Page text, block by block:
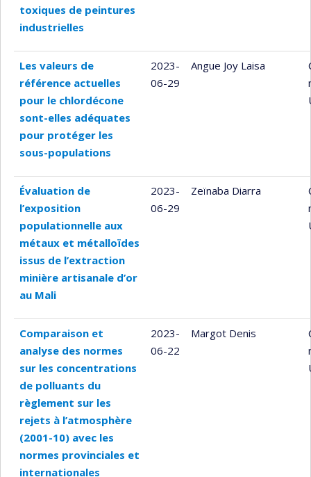
toxiques de peintures
industrielles
Les valeurs de
référence actuelles
pour le chlordécone
sont-elles adéquates
pour protéger les
sous-populations
2023-
06-29
Angue Joy Laisa
Évaluation de
l’exposition
populationnelle aux
métaux et métalloïdes
issus de l’extraction
minière artisanale d’or
au Mali
2023-
06-29
Zeïnaba Diarra
Comparaison et
analyse des normes
sur les concentrations
de polluants du
règlement sur les
rejets à l’atmosphère
(2001-10) avec les
normes provinciales et
internationales
2023-
06-22
Margot Denis